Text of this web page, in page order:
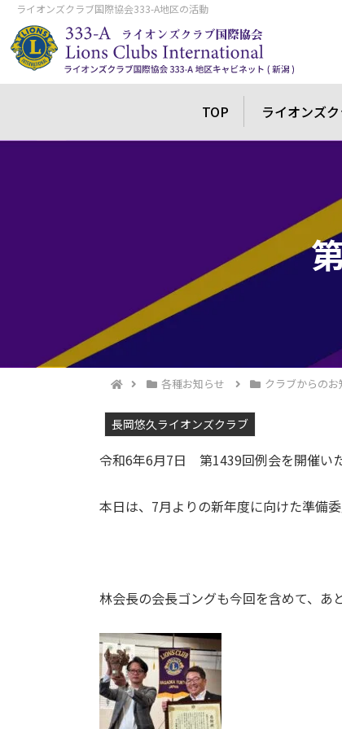
ライオンズクラブ国際協会333-A地区の活動
TOP ライオンズ
各種お知らせ クラブからのお
長岡悠久ライオンズクラブ
令和6年6月7日 第1439回例会を開催い
本日は、7月よりの新年度に向けた準備
林会長の会長ゴングも今回を含めて、あ